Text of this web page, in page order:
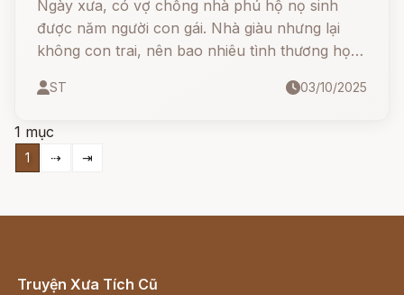
Ngày xưa, có vợ chồng nhà phú hộ nọ sinh
được năm người con gái. Nhà giàu nhưng lại
không con trai, nên bao nhiêu tình thương họ
cô lớn lên, ai nấy đều lập gia đình và đi ở riêng.
ST 03/10/2025
1 mục
1 ⇢ ⇥
Truyện Xưa Tích Cũ